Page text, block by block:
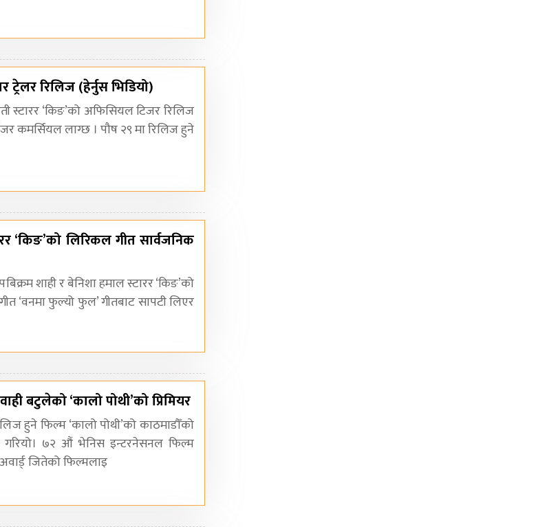
ट्रेलर रिलिज (हेर्नुस भिडियो)
स्टारर ‘किङ’को अफिसियल टिजर रिलिज
कमर्सियल लाग्छ । पौष २९ मा रिलिज हुने
‘किङ’को लिरिकल गीत सार्वजनिक
शाही र बेनिशा हमाल स्टारर ‘किङ’को
‘वनमा फुल्यो फुल’ गीतबाट सापटी लिएर
बटुलेको ‘कालो पोथी’को प्रिमियर
हुने फिल्म ‘कालो पोथी’को काठमाडौँको
गरियो। ७२ औं भेनिस इन्टरनेसनल फिल्म
जितेको फिल्मलाइ